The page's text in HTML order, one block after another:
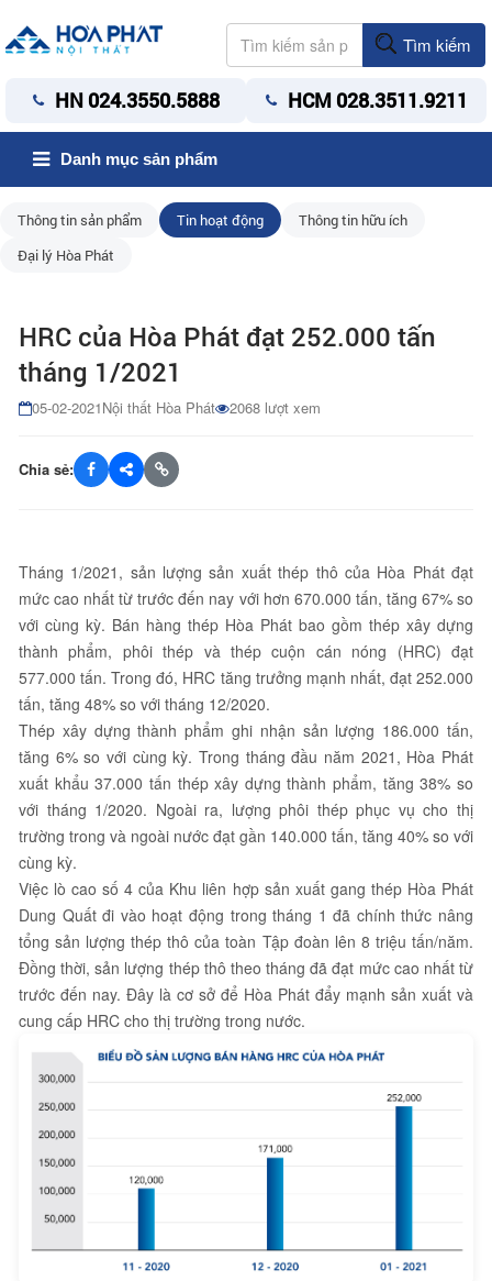
Tìm kiếm
HN 024.3550.5888 HCM 028.3511.9211
Danh mục sản phẩm
Thông tin sản phẩm Tin hoạt động
Thông tin hữu ích
Đại lý Hòa Phát
HRC của Hòa Phát đạt 252.000 tấn
tháng 1/2021
05-02-2021Nội thất Hòa Phát 2068 lượt xem
Chia sẻ:
Tháng 1/2021, sản lượng sản xuất thép thô của Hòa Phát đạt
mức cao nhất từ trước đến nay với hơn 670.000 tấn, tăng 67% so
với cùng kỳ. Bán hàng thép Hòa Phát bao gồm thép xây dựng
thành phẩm, phôi thép và thép cuộn cán nóng (HRC) đạt
577.000 tấn. Trong đó, HRC tăng trưởng mạnh nhất, đạt 252.000
tấn, tăng 48% so với tháng 12/2020.
Thép xây dựng thành phẩm ghi nhận sản lượng 186.000 tấn,
tăng 6% so với cùng kỳ. Trong tháng đầu năm 2021, Hòa Phát
xuất khẩu 37.000 tấn thép xây dựng thành phẩm, tăng 38% so
với tháng 1/2020. Ngoài ra, lượng phôi thép phục vụ cho thị
trường trong và ngoài nước đạt gần 140.000 tấn, tăng 40% so với
cùng kỳ.
Việc lò cao số 4 của Khu liên hợp sản xuất gang thép Hòa Phát
Dung Quất đi vào hoạt động trong tháng 1 đã chính thức nâng
tổng sản lượng thép thô của toàn Tập đoàn lên 8 triệu tấn/năm.
Đồng thời, sản lượng thép thô theo tháng đã đạt mức cao nhất từ
trước đến nay. Đây là cơ sở để Hòa Phát đẩy mạnh sản xuất và
cung cấp HRC cho thị trường trong nước.